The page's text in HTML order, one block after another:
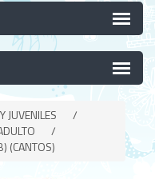
JUVENILES
/
/
(CANTOS)